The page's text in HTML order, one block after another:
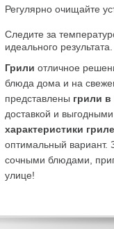
Регулярно очищайте
Следите за
идеального результата.
Грили отличное
блюда дома и на
представлены грили
доставкой и
характеристики
оптимальный вариант.
сочными блюдами,
улице!